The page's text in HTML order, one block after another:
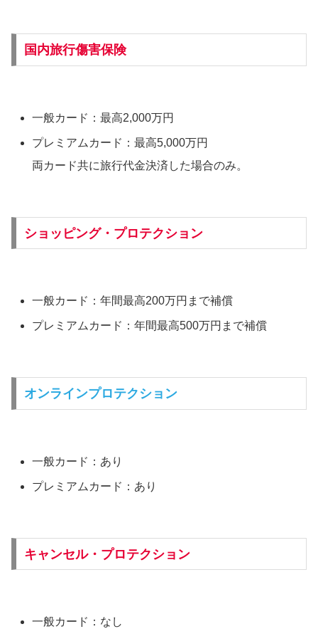
国内旅行傷害保険
一般カード：最高2,000万円
プレミアムカード：最高5,000万円
両カード共に旅行代金決済した場合のみ。
ショッピング・プロテクション
一般カード：年間最高200万円まで補償
プレミアムカード：年間最高500万円まで補償
オンラインプロテクション
一般カード：あり
プレミアムカード：あり
キャンセル・プロテクション
一般カード：なし